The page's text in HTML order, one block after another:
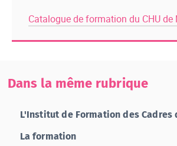
Catalogue de formation du CHU de
Dans la même rubrique
L'Institut de Formation des Cadres
La formation